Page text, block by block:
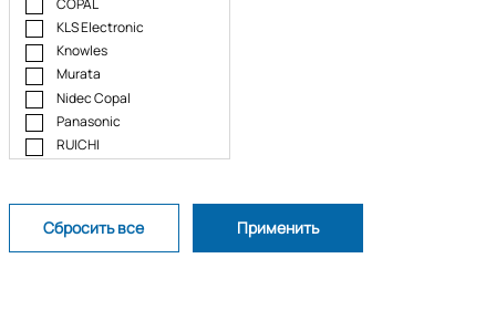
KLS Electronic
Knowles
Murata
Nidec Copal
Panasonic
RUICHI
TT electronics